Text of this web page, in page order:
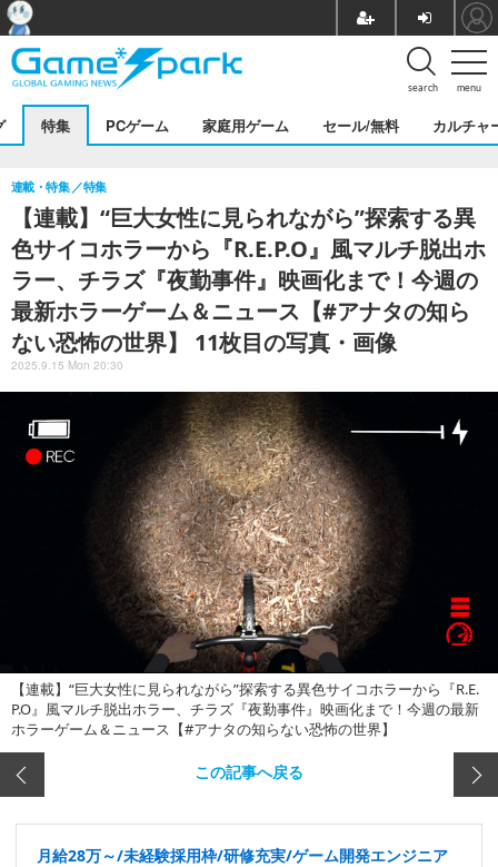
menu
search
特集 PCゲーム 家庭用ゲーム セール/無料 カルチャ
【連載】“巨大女性に見られながら”探索する異
色サイコホラーから『R.E.P.O』風マルチ脱出ホ
ラー、チラズ『夜勤事件』映画化まで！今週の
最新ホラーゲーム＆ニュース【#アナタの知ら
ない恐怖の世界】 11枚目の写真・画像
連載・特集 特集
2025.9.15 Mon 20:30
【連載】“巨大女性に見られながら”探索する異色サイコホラーから『R.E.
P.O』風マルチ脱出ホラー、チラズ『夜勤事件』映画化まで！今週の最新
ホラーゲーム＆ニュース【#アナタの知らない恐怖の世界】
この記事へ戻る
月給28万～/未経験採用枠/研修充実/ゲーム開発エンジニア